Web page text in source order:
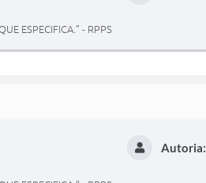
ESPECIFICA.” - RPPS
Autoria: